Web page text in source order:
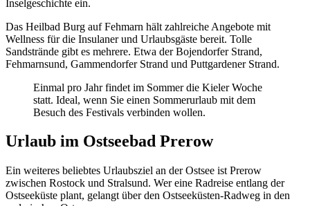
Inselgeschichte ein.
Das Heilbad Burg auf Fehmarn hält zahlreiche Angebote mit
Wellness für die Insulaner und Urlaubsgäste bereit. Tolle
Sandstrände gibt es mehrere. Etwa der Bojendorfer Strand,
Fehmarnsund, Gammendorfer Strand und Puttgardener Strand.
Einmal pro Jahr findet im Sommer die Kieler Woche
statt. Ideal, wenn Sie einen Sommerurlaub mit dem
Besuch des Festivals verbinden wollen.
Urlaub im Ostseebad Prerow
Ein weiteres beliebtes Urlaubsziel an der Ostsee ist Prerow
zwischen Rostock und Stralsund. Wer eine Radreise entlang der
Ostseeküste plant, gelangt über den Ostseeküsten-Radweg in den